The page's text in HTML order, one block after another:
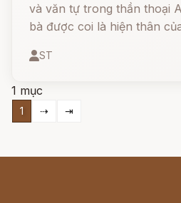
và văn tự trong thần thoại
bà được coi là hiện thân
ST
1 mục
1 ⇢ ⇥